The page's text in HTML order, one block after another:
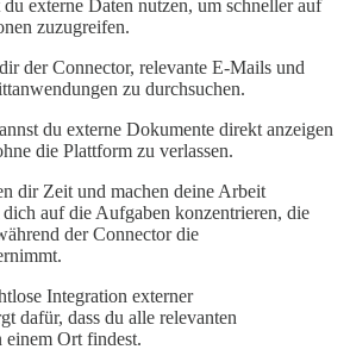
du externe Daten nutzen, um schneller auf
zuzugreifen.
der Connector, relevante E-Mails und
zu durchsuchen.
du externe Dokumente direkt anzeigen
die Plattform zu verlassen.
dir Zeit und machen deine Arbeit
auf die Aufgaben konzentrieren, die
der Connector die
Integration externer
dafür, dass du alle relevanten
einem Ort findest.